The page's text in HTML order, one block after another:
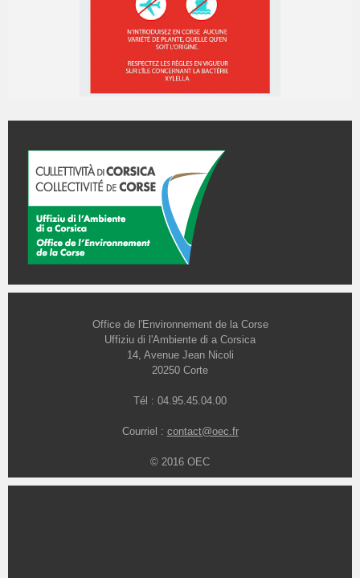
Office de l'Environnement de la Corse
Uffiziu di l'Ambiente di a Corsica
14, Avenue Jean Nicoli
20250 Corte
Tél : 04.95.45.04.00
Courriel : contact@oec.fr
© 2016 OEC